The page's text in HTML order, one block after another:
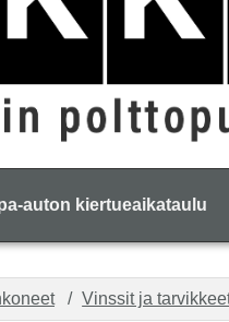
auton kiertueaikataulu
Vinssit ja